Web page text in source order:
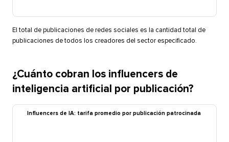
El total de publicaciones de redes sociales es la cantidad total de
publicaciones de todos los creadores del sector especificado.​​
¿Cuánto cobran los influencers de
inteligencia artificial por publicación?​​
Influencers de IA: tarifa promedio por publicación patrocinada​​